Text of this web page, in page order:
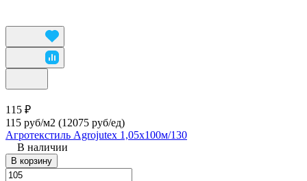
115 ₽
115 руб/м2 (12075 руб/eд)
Агротекстиль Agrojutex 1,05х100м/130
В наличии
В корзину